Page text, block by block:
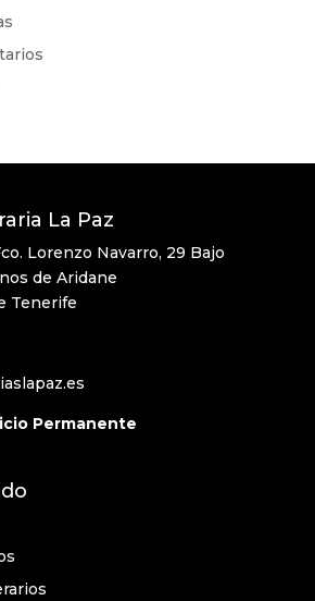
La Paz
Lorenzo Navarro, 29 Bajo
de Aridane
Tenerife
Permanente